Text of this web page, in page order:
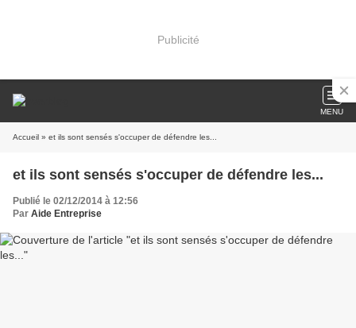
Publicité
MENU
Accueil » et ils sont sensés s'occuper de défendre les...
et ils sont sensés s'occuper de défendre les...
Publié le 02/12/2014 à 12:56
Par Aide Entreprise